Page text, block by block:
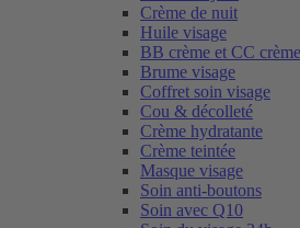
Crème de nuit
Huile visage
BB crème et CC crème
Brume visage
Coffret soin visage
Cou & décolleté
Crème hydratante
Crème teintée
Masque visage
Soin anti-boutons
Soin avec Q10